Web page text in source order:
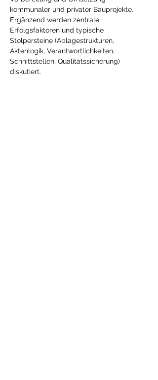
kommunaler und privater Bauprojekte.
Ergänzend werden zentrale
Erfolgsfaktoren und typische
Stolpersteine (Ablagestrukturen,
Aktenlogik, Verantwortlichkeiten,
Schnittstellen, Qualitätssicherung)
diskutiert.